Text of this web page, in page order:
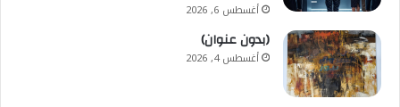
أغسطس 6, 2026
(بدون عنوان)
أغسطس 4, 2026